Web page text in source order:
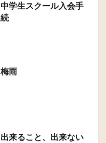
中学生スクール入会手
続
梅雨
出来ること、出来ない